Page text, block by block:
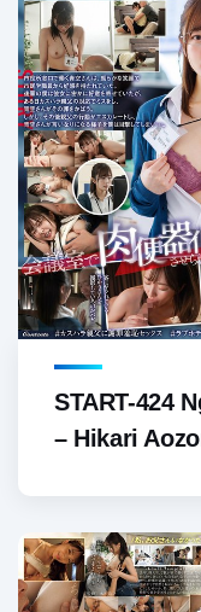
START-424
– Hikari